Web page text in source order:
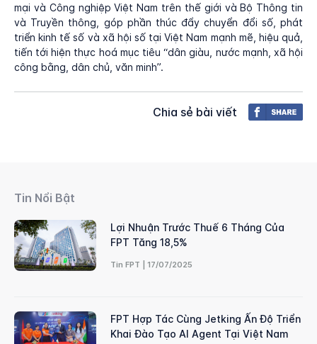
mại và Công nghiệp Việt Nam trên thế giới và Bộ Thông tin
và Truyền thông, góp phần thúc đẩy chuyển đổi số, phát
triển kinh tế số và xã hội số tại Việt Nam mạnh mẽ, hiệu quả,
tiến tới hiện thực hoá mục tiêu “dân giàu, nước mạnh, xã hội
công bằng, dân chủ, văn minh”.
Chia sẻ bài viết
Tin Nổi Bật
Lợi Nhuận Trước Thuế 6 Tháng Của
FPT Tăng 18,5%
Tin FPT | 17/07/2025
FPT Hợp Tác Cùng Jetking Ấn Độ Triển
Khai Đào Tạo AI Agent Tại Việt Nam